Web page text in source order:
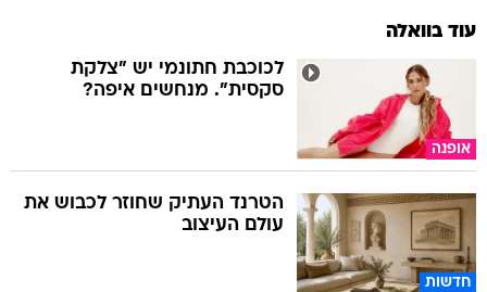
עוד בוואלה
אופנה
לכוכבת חתונמי יש "צלקת
סקסית". מנחשים איפה?
חדשות
הטרנד העתיק שחוזר לכבוש את
עולם העיצוב